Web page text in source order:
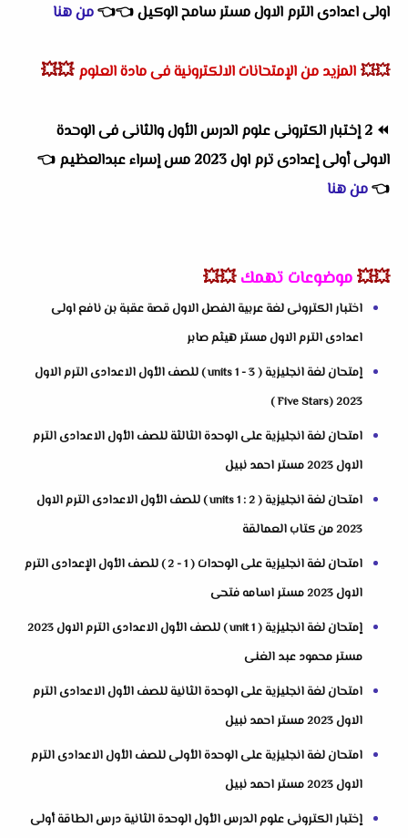
اولى اعدادى الترم الاول مستر سامح الوكيل👈
👈من هنا
💥💥 المزيد من الإمتحانات الالكترونية فى مادة العلوم 💥💥
⏪
2 إختبار الكترونى علوم الدرس الأول والثانى فى الوحدة
الاولى أولى إعدادى ترم اول 2023 مس إسراء عبدالعظيم
👈
👈من هنا
💥💥موضوعات تهمك 💥💥
اختبار الكترونى لغة عربية الفصل الاول قصة عقبة بن نافع اولى
اعدادى الترم الاول مستر هيثم صابر
إمتحان لغة انجليزية ( units 1 - 3 ) للصف الأول الاعدادى الترم الاول
2023 (Five Stars )
امتحان لغة انجليزية على الوحدة الثالثة للصف الأول الاعدادى الترم
الاول 2023 مستر احمد نبيل
امتحان لغة انجليزية ( units 1 : 2 ) للصف الأول الاعدادى الترم الاول
2023 من كتاب العمالقة
امتحان لغة انجليزية على الوحدات ( 1 - 2 ) للصف الأول الإعدادى الترم
الاول 2023 مستر اسامه فتحى
إمتحان لغة انجليزية ( unit 1 ) للصف الأول الاعدادى الترم الاول 2023
مستر محمود عبد الغنى
امتحان لغة انجليزية على الوحدة الثانية للصف الأول الاعدادى الترم
الاول 2023 مستر احمد نبيل
امتحان لغة انجليزية على الوحدة الأولى للصف الأول الاعدادى الترم
الاول 2023 مستر احمد نبيل
إختبار الكترونى علوم الدرس الأول الوحدة الثانية درس الطاقة أولى